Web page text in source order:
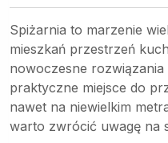
Spiżarnia to marzenie
mieszkań przestrzeń
nowoczesne
praktyczne miejsce do
nawet na niewielkim
warto zwrócić uwagę na